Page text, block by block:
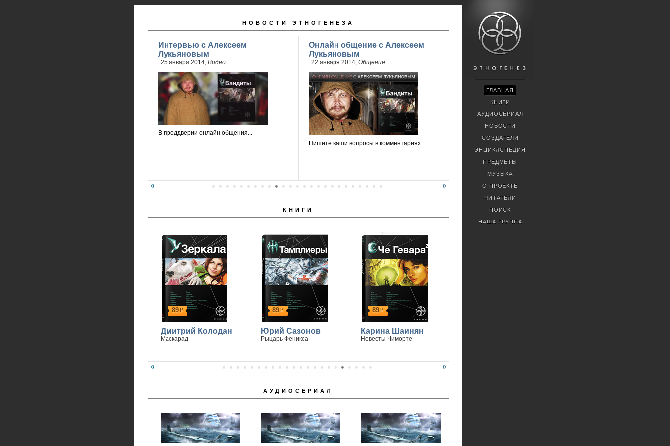
НОВОСТИ ЭТНОГЕНЕЗА
Интервью с Алексеем
Лукьяновым
25 января 2014, Видео
В преддверии онлайн общения...
Онлайн общение с Алексеем
Лукьяновым
22 января 2014, Общение
Пишите ваши вопросы в комментариях.
КНИГИ
89р
Дмитрий Колодан
Маскарад
89р
Юрий Сазонов
Рыцарь Феникса
89р
Карина Шаинян
Невесты Чиморте
АУДИОСЕРИАЛ
ГЛАВНАЯ
КНИГИ
АУДИОСЕРИАЛ
НОВОСТИ
СОЗДАТЕЛИ
ЭНЦИКЛОПЕДИЯ
ПРЕДМЕТЫ
МУЗЫКА
О ПРОЕКТЕ
ЧИТАТЕЛИ
ПОИСК
НАША ГРУППА